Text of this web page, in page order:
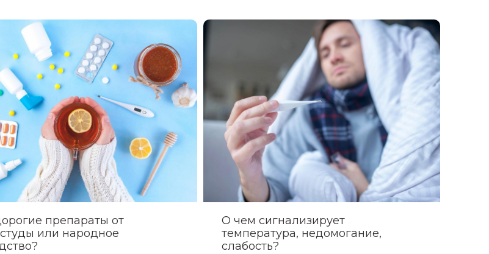
препараты от
или народное
О чем сигнализирует
температура, недомогание,
слабость?